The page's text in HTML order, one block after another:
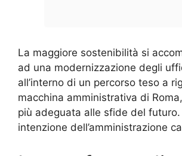
La maggiore sostenibilità si
ad una modernizzazione degli
all’interno di un percorso teso a
macchina amministrativa di
più adeguata alle sfide del
intenzione dell’amministrazione